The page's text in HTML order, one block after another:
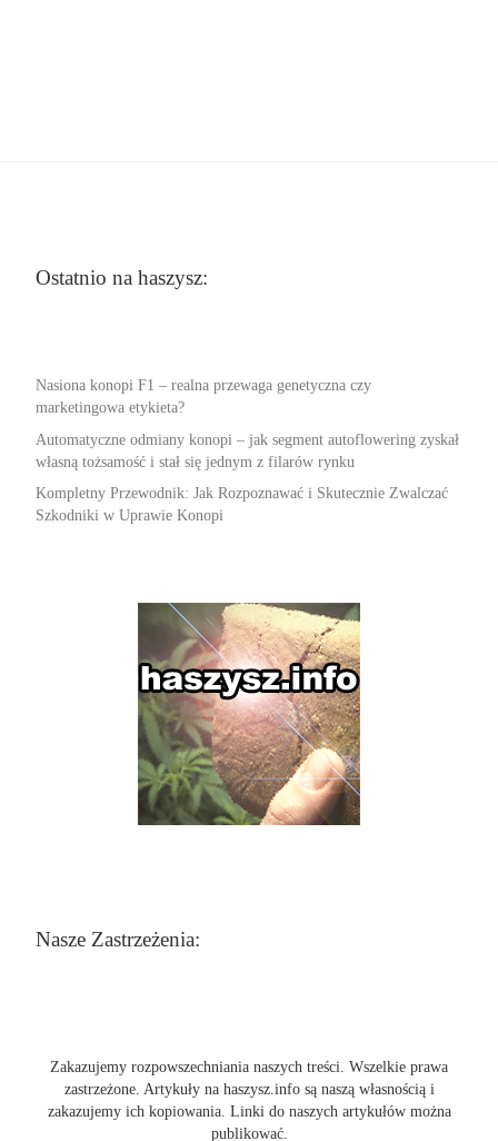
Ostatnio na haszysz:
Nasiona konopi F1 – realna przewaga genetyczna czy
marketingowa etykieta?
Automatyczne odmiany konopi – jak segment autoflowering zyskał
własną tożsamość i stał się jednym z filarów rynku
Kompletny Przewodnik: Jak Rozpoznawać i Skutecznie Zwalczać
Szkodniki w Uprawie Konopi
Nasze Zastrzeżenia:
Zakazujemy rozpowszechniania naszych treści. Wszelkie prawa
zastrzeżone. Artykuły na haszysz.info są naszą własnością i
zakazujemy ich kopiowania. Linki do naszych artykułów można
publikować.